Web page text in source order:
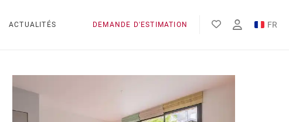
ACTUALITÉS DEMANDE D'ESTIMATION
FR